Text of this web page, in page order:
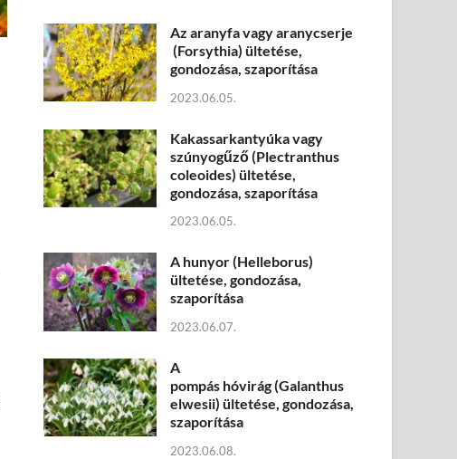
Az aranyfa vagy aranycserje
(Forsythia) ültetése,
gondozása, szaporítása
2023.06.05.
Kakassarkantyúka vagy
szúnyogűző (Plectranthus
coleoides) ültetése,
gondozása, szaporítása
2023.06.05.
A hunyor (Helleborus)
ültetése, gondozása,
szaporítása
2023.06.07.
A
pompás hóvirág (Galanthus
elwesii) ültetése, gondozása,
szaporítása
2023.06.08.